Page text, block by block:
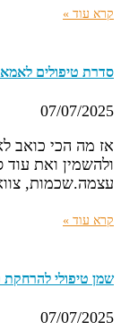
קרא עוד »
סדרת טיפולים
07/07/2025
אז מה הכי כואב
ולהשמין ואת עוד
עצמה.שכמות,
קרא עוד »
שמן טיפולי להרחקת
07/07/2025